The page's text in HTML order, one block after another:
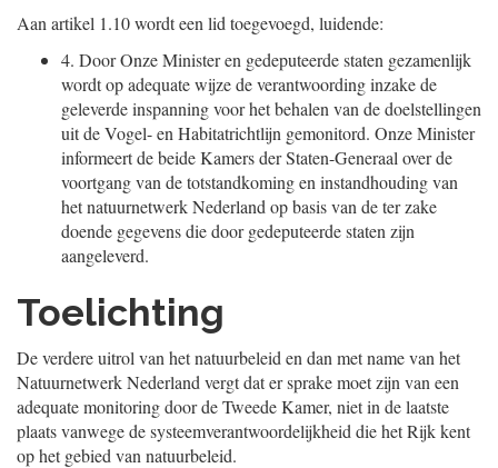
Aan artikel 1.10 wordt een lid toegevoegd, luidende:
4. Door Onze Minister en gedeputeerde staten gezamenlijk
wordt op adequate wijze de verantwoording inzake de
geleverde inspanning voor het behalen van de doelstellingen
uit de Vogel- en Habitatrichtlijn gemonitord. Onze Minister
informeert de beide Kamers der Staten-Generaal over de
voortgang van de totstandkoming en instandhouding van
het natuurnetwerk Nederland op basis van de ter zake
doende gegevens die door gedeputeerde staten zijn
aangeleverd.
Toelichting
De verdere uitrol van het natuurbeleid en dan met name van het
Natuurnetwerk Nederland vergt dat er sprake moet zijn van een
adequate monitoring door de Tweede Kamer, niet in de laatste
plaats vanwege de systeemverantwoordelijkheid die het Rijk kent
op het gebied van natuurbeleid.